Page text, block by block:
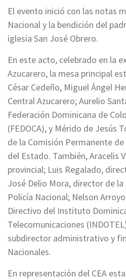
El evento inició con las notas
Nacional y la bendición del
iglesia San José Obrero.
En este acto, celebrado en la
Azucarero, la mesa principal
César Cedeño, Miguel Ángel
Central Azucarero; Aurelio
Federación Dominicana de
(FEDOCA), y Mérido de Jesús
de la Comisión Permanente
del Estado. También, Aracelis
provincial; Luis Regalado,
José Delio Mora, director de la
Policía Nacional; Nelson
Directivo del Instituto
Telecomunicaciones
subdirector administrativo y
Nacionales.
En representación del CEA